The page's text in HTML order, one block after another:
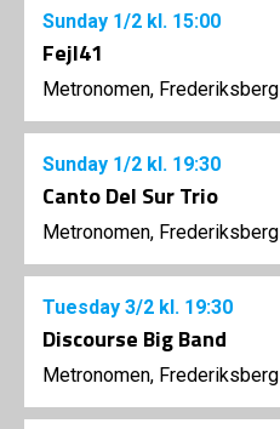
Sunday 1/2 kl. 15:00
Fejl41
Metronomen, Frederiksberg
Sunday 1/2 kl. 19:30
Canto Del Sur Trio
Metronomen, Frederiksberg
Tuesday 3/2 kl. 19:30
Discourse Big Band
Metronomen, Frederiksberg